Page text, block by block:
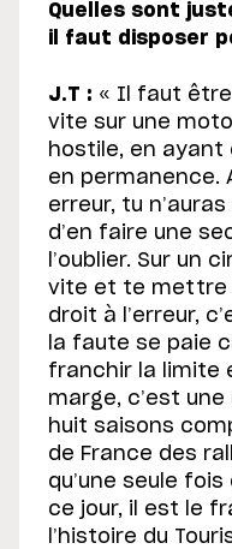
Quelles sont
il faut disposer
J.T : « Il faut être
vite sur une
hostile, en ayant
en permanence.
erreur, tu
d’en faire une
l’oublier. Sur un
vite et te mettre
droit à l’erreur,
la faute se paie
franchir la limite
marge, c’est
huit saisons
de France des
qu’une seule fois
ce jour, il est le
l’histoire du